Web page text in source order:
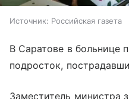
Источник: Российская газета
В Саратове в больнице
подросток,
Заместитель министра